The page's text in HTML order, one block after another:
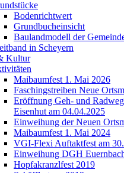
Bodenrichtwert
Grundbucheinsicht
Baulandmodell der
in Scheyern
Kultur
Maibaumfest 1. Mai 2026
Faschingstreiben Neue
Eröffnung Geh- und
Eisenhut am 04.04.2025
Einweihung der Neuen
Maibaumfest 1. Mai 2024
VGI-Flexi Auftaktfest am
Einweihung DGH
Hopfakranzlfest 2019